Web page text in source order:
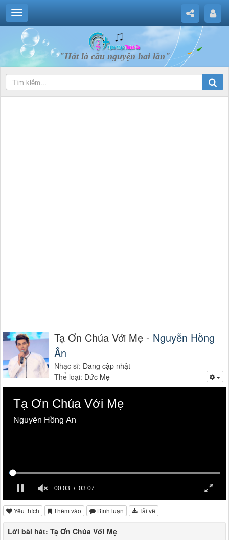
"Hát là cầu nguyện hai lần"
Tạ Ơn Chúa Với Mẹ - Nguyễn Hồng
Ân
Nhạc sĩ: Đang cập nhật
Thể loại: Đức Mẹ
Tạ Ơn Chúa Với Mẹ
Nguyễn Hồng Ân
00:03 03:07
Yêu thích Thêm vào Bình luận Tải về
Lời bài hát: Tạ Ơn Chúa Với Mẹ